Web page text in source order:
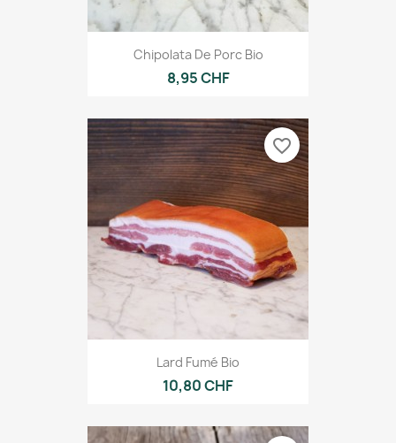
Chipolata De Porc Bio
8,95 CHF
Lard Fumé Bio
10,80 CHF
favorite_border